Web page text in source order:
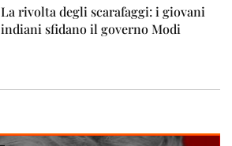
La rivolta degli scarafaggi: i giovani
indiani sfidano il governo Modi